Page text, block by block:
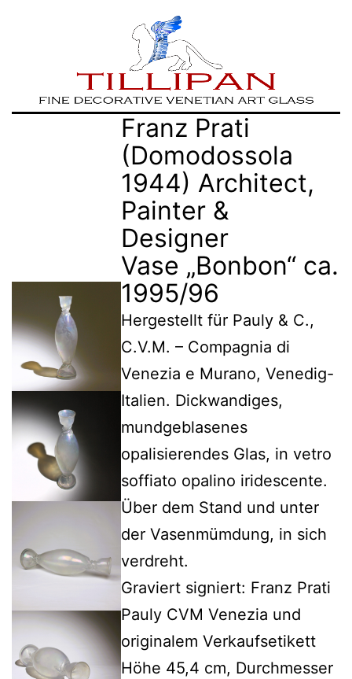
Zum
TILLIPAN
Franz Prati
(Domodossola
1944) Architect,
Painter &
Designer
Vase „Bonbon“ ca.
1995/96
Hergestellt für Pauly & C.,
C.V.M. – Compagnia di
Venezia e Murano, Venedig-
Italien. Dickwandiges,
mundgeblasenes
opalisierendes Glas, in vetro
soffiato opalino iridescente.
Über dem Stand und unter
der Vasenmümdung, in sich
verdreht.
Graviert signiert: Franz Prati
Pauly CVM Venezia und
originalem Verkaufsetikett
Höhe 45,4 cm, Durchmesser